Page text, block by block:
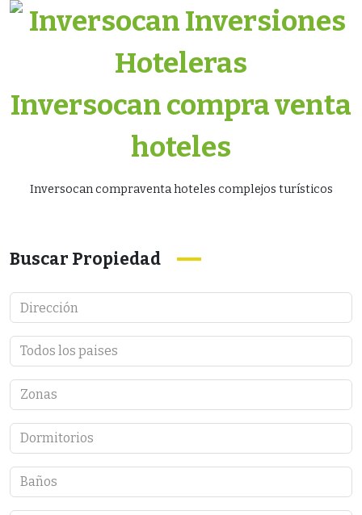
Skip
Inversocan compra venta
hoteles
Inversocan compraventa hoteles complejos turísticos
Buscar Propiedad